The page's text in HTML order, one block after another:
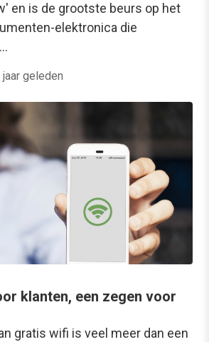
en is de grootste beurs op het
elektronica die
jaar geleden
klanten, een zegen voor
gratis wifi is veel meer dan een